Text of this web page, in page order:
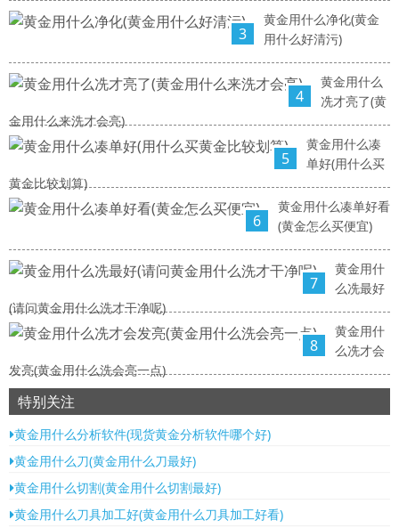
3
黄金用什么净化(黄金
用什么好清污)
4
黄金用什么
冼才亮了(黄
金用什么来洗才会亮)
5
黄金用什么凑
单好(用什么买
黄金比较划算)
6
黄金用什么凑单好看
(黄金怎么买便宜)
7
黄金用什
么冼最好
(请问黄金用什么洗才干净呢)
8
黄金用什
么冼才会
发亮(黄金用什么洗会亮一点)
特别关注
黄金用什么分析软件(现货黄金分析软件哪个好)
黄金用什么刀(黄金用什么刀最好)
黄金用什么切割(黄金用什么切割最好)
黄金用什么刀具加工好(黄金用什么刀具加工好看)